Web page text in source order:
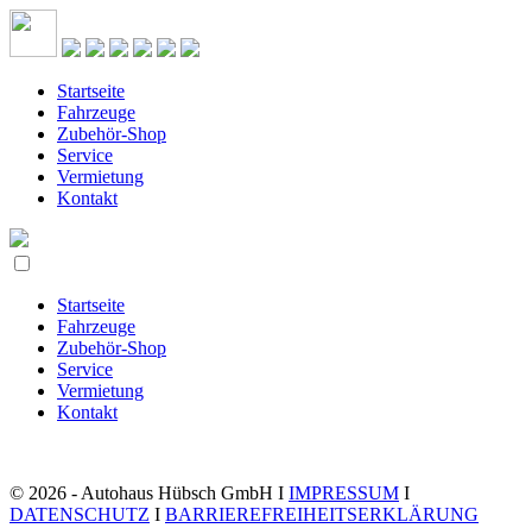
Startseite
Fahrzeuge
Zubehör-Shop
Service
Vermietung
Kontakt
Startseite
Fahrzeuge
Zubehör-Shop
Service
Vermietung
Kontakt
© 2026 - Autohaus Hübsch GmbH I IMPRESSUM I
DATENSCHUTZ I BARRIEREFREIHEITSERKLÄRUNG